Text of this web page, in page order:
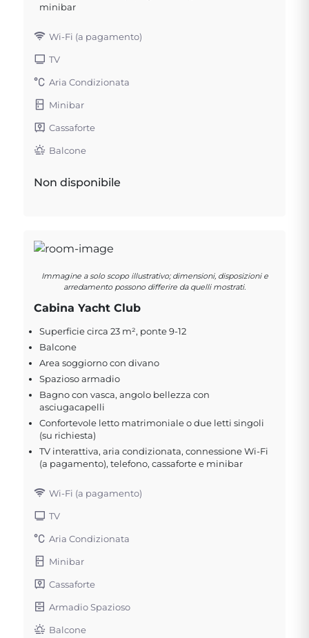
minibar
Wi-Fi (a pagamento)
TV
Aria Condizionata
Minibar
Cassaforte
Balcone
Non disponibile
Immagine a solo scopo illustrativo; dimensioni, disposizioni e
arredamento possono differire da quelli mostrati.
Cabina Yacht Club
Superficie circa 23 m², ponte 9-12
Balcone
Area soggiorno con divano
Spazioso armadio
Bagno con vasca, angolo bellezza con
asciugacapelli
Confortevole letto matrimoniale o due letti singoli
(su richiesta)
TV interattiva, aria condizionata, connessione Wi-Fi
(a pagamento), telefono, cassaforte e minibar
Wi-Fi (a pagamento)
TV
Aria Condizionata
Minibar
Cassaforte
Armadio Spazioso
Balcone